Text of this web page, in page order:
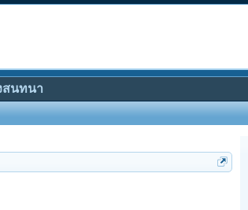
สนทนา